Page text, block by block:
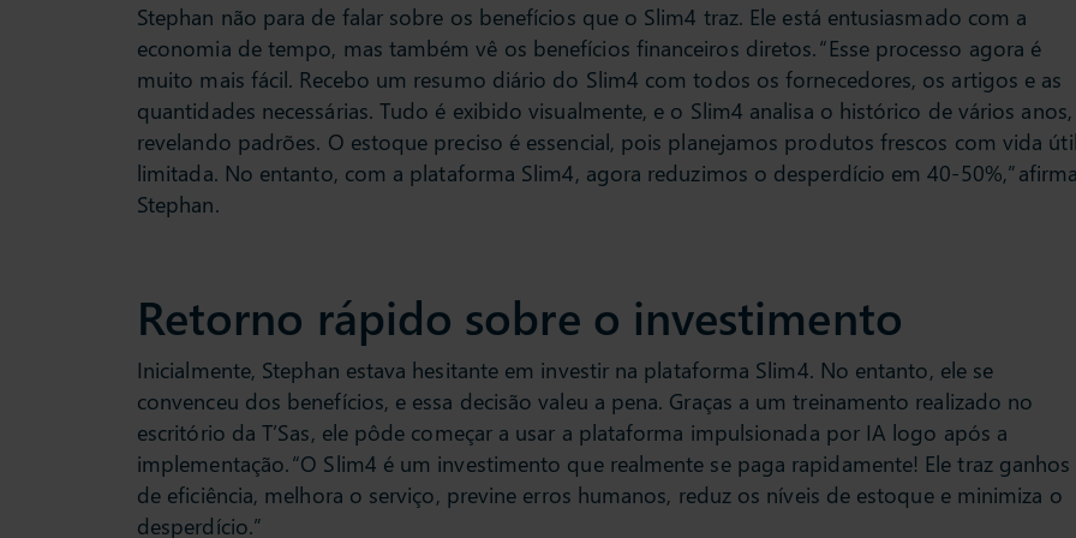
Stephan não para de falar sobre os benefícios que o Slim4 traz. Ele está entusiasmado com a
economia de tempo, mas também vê os benefícios financeiros diretos. “Esse processo agora é
muito mais fácil. Recebo um resumo diário do Slim4 com todos os fornecedores, os artigos e as
quantidades necessárias. Tudo é exibido visualmente, e o Slim4 analisa o histórico de vários anos,
revelando padrões. O estoque preciso é essencial, pois planejamos produtos frescos com vida
limitada. No entanto, com a plataforma Slim4, agora reduzimos o desperdício em 40-50%,”
Stephan.
Retorno rápido sobre o investimento
Inicialmente, Stephan estava hesitante em investir na plataforma Slim4. No entanto, ele se
convenceu dos benefícios, e essa decisão valeu a pena. Graças a um treinamento realizado no
escritório da T’Sas, ele pôde começar a usar a plataforma impulsionada por IA logo após a
implementação. “O Slim4 é um investimento que realmente se paga rapidamente! Ele traz ganhos
de eficiência, melhora o serviço, previne erros humanos, reduz os níveis de estoque e minimiza o
desperdício.”